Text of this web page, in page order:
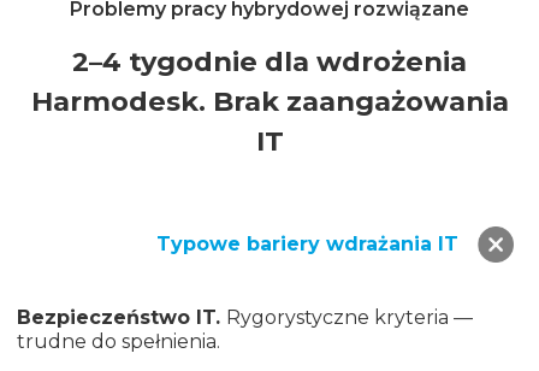
Problemy pracy hybrydowej rozwiązane
2–4 tygodnie dla wdrożenia
Harmodesk. Brak zaangażowania
IT
Typowe bariery wdrażania IT
Bezpieczeństwo IT. Rygorystyczne kryteria —
trudne do spełnienia.